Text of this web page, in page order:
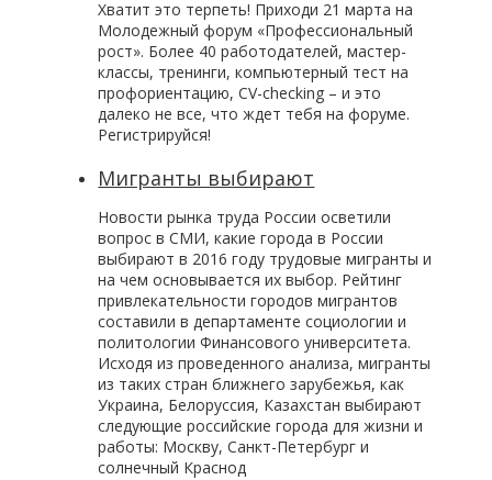
Хватит это терпеть! Приходи 21 марта на
Молодежный форум «Профессиональный
рост». Более 40 работодателей, мастер-
классы, тренинги, компьютерный тест на
профориентацию, CV-checking – и это
далеко не все, что ждет тебя на форуме.
Регистрируйся!
Мигранты выбирают
Новости рынка труда России осветили
вопрос в СМИ, какие города в России
выбирают в 2016 году трудовые мигранты и
на чем основывается их выбор. Рейтинг
привлекательности городов мигрантов
составили в департаменте социологии и
политологии Финансового университета.
Исходя из проведенного анализа, мигранты
из таких стран ближнего зарубежья, как
Украина, Белоруссия, Казахстан выбирают
следующие российские города для жизни и
работы: Москву, Санкт-Петербург и
солнечный Краснод